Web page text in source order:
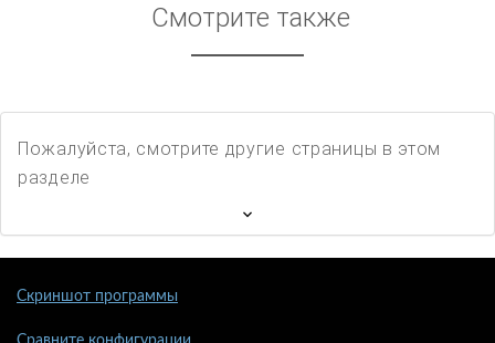
Смотрите также
Пожалуйста, смотрите другие страницы в этом
разделе
Скриншот программы